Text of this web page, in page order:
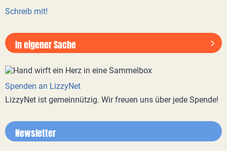
Schreib mit!
In eigener Sache
Spenden an LizzyNet
LizzyNet ist gemeinnützig. Wir freuen uns über jede Spende!
Newsletter